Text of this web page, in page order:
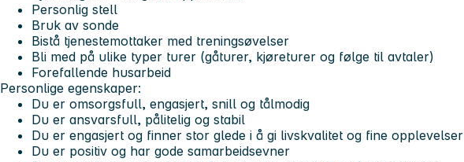
Personlig stell
Bruk av sonde
Bistå tjenestemottaker med treningsøvelser
Bli med på ulike typer turer (gåturer, kjøreturer og følge til avtaler)
Forefallende husarbeid
Personlige egenskaper:
Du er omsorgsfull, engasjert, snill og tålmodig
Du er ansvarsfull, pålitelig og stabil
Du er engasjert og finner stor glede i å gi livskvalitet og fine opplevelser
Du er positiv og har gode samarbeidsevner